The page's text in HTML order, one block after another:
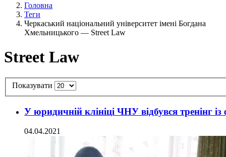
Головна
Теги
Черкаський національний університет імені Богдана
Хмельницького — Street Law
Street Law
Показувати
У юридичній клініці ЧНУ відбувся тренінг із
04.04.2021